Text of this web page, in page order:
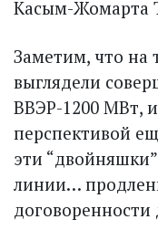
Касым-Жомарта
Заметим, что на
выглядели
ВВЭР-1200 МВт,
перспективой
эти
линии…
договоренности